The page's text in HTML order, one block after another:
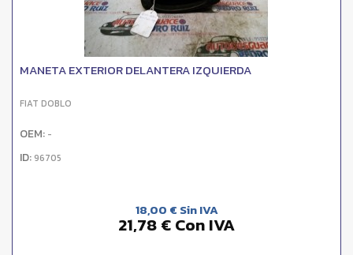
MANETA EXTERIOR DELANTERA IZQUIERDA
FIAT DOBLO
OEM: -
ID: 96705
18,00 € Sin IVA
21,78 € Con IVA